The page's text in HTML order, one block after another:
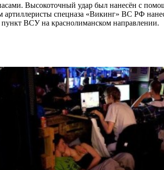
Высокоточный удар был нанесён с
спецназа «Викинг» ВС РФ
ВСУ на краснолиманском направлении.